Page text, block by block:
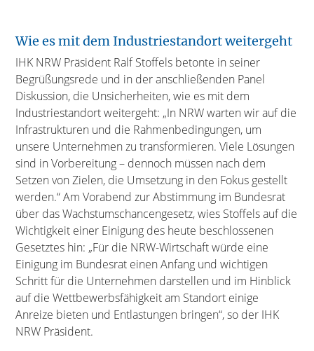
Wie es mit dem Industriestandort weitergeht
IHK NRW Präsident Ralf Stoffels betonte in seiner
Begrüßungsrede und in der anschließenden Panel
Diskussion, die Unsicherheiten, wie es mit dem
Industriestandort weitergeht: „In NRW warten wir auf die
Infrastrukturen und die Rahmenbedingungen, um
unsere Unternehmen zu transformieren. Viele Lösungen
sind in Vorbereitung – dennoch müssen nach dem
Setzen von Zielen, die Umsetzung in den Fokus gestellt
werden.“ Am Vorabend zur Abstimmung im Bundesrat
über das Wachstumschancengesetz, wies Stoffels auf die
Wichtigkeit einer Einigung des heute beschlossenen
Gesetztes hin: „Für die NRW-Wirtschaft würde eine
Einigung im Bundesrat einen Anfang und wichtigen
Schritt für die Unternehmen darstellen und im Hinblick
auf die Wettbewerbsfähigkeit am Standort einige
Anreize bieten und Entlastungen bringen“, so der IHK
NRW Präsident.